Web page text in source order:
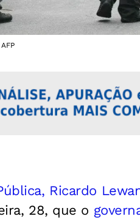
Ricardo
28, que o